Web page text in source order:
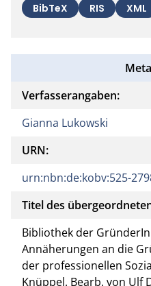
BibTeX RIS XML
Verfasserangaben:
Gianna Lukowski
URN:
urn:nbn:de:kobv:525-
Titel des
Bibliothek der
Annäherungen an die
der professionellen
Knüppel. Bearb. von Ulf